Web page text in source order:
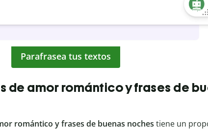
Parafrasea tus textos
de amor romántico y frases de
romántico y frases de buenas noches tiene un